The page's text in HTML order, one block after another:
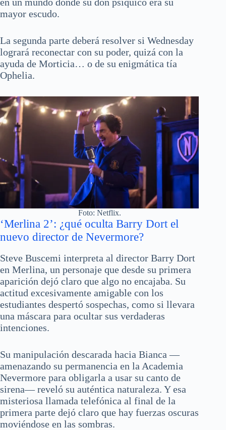
mayor escudo.
La segunda parte deberá resolver si Wednesday
logrará reconectar con su poder, quizá con la
ayuda de Morticia… o de su enigmática tía
Ophelia.
Foto: Netflix.
‘Merlina 2’: ¿qué oculta Barry Dort el
nuevo director de Nevermore?
Steve Buscemi interpreta al director Barry Dort
en Merlina, un personaje que desde su primera
aparición dejó claro que algo no encajaba. Su
actitud excesivamente amigable con los
estudiantes despertó sospechas, como si llevara
una máscara para ocultar sus verdaderas
intenciones.
Su manipulación descarada hacia Bianca —
amenazando su permanencia en la Academia
Nevermore para obligarla a usar su canto de
sirena— reveló su auténtica naturaleza. Y esa
misteriosa llamada telefónica al final de la
primera parte dejó claro que hay fuerzas oscuras
moviéndose en las sombras.